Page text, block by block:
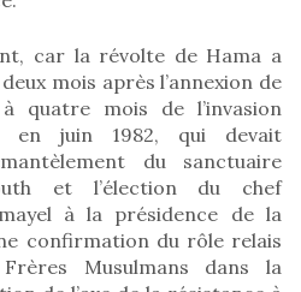
car la révolte de Hama a
mois après l’annexion de
quatre mois de l’invasion
en juin 1982, qui devait
du sanctuaire
et l’élection du chef
à la présidence de la
confirmation du rôle relais
Musulmans dans la